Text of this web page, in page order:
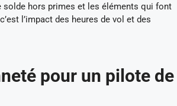
solde hors primes et les éléments qui font
l’impact des heures de vol et des
pour un pilote de